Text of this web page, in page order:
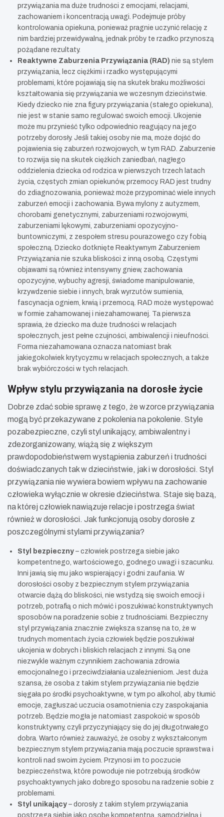
przywiązania ma duże trudności z emocjami, relacjami,
zachowaniem i koncentracją uwagi. Podejmuje próby
kontrolowania opiekuna, ponieważ pragnie uczynić relację z
nim bardziej przewidywalną, jednak próby te rzadko przynoszą
pożądane rezultaty.
Reaktywne Zaburzenia Przywiązania (RAD) nie są stylem
przywiązania, lecz ciężkimi i rzadko występującymi
problemami, które pojawiają się na skutek braku możliwości
kształtowania się przywiązania we wczesnym dzieciństwie.
Kiedy dziecko nie zna figury przywiązania (stałego opiekuna),
nie jest w stanie samo regulować swoich emocji. Ukojenie
może mu przynieść tylko odpowiednio reagujący na jego
potrzeby dorosły. Jeśli takiej osoby nie ma, może dojść do
pojawienia się zaburzeń rozwojowych, w tym RAD. Zaburzenie
to rozwija się na skutek ciężkich zaniedbań, nagłego
oddzielenia dziecka od rodzica w pierwszych trzech latach
życia, częstych zmian opiekunów, przemocy. RAD jest trudny
do zdiagnozowania, ponieważ może przypominać wiele innych
zaburzeń emocji i zachowania. Bywa mylony z autyzmem,
chorobami genetycznymi, zaburzeniami rozwojowymi,
zaburzeniami lękowymi, zaburzeniami opozycyjno-
buntowniczymi, z zespołem stresu pourazowego czy fobią
społeczną. Dziecko dotknięte Reaktywnym Zaburzeniem
Przywiązania nie szuka bliskości z inną osobą. Częstymi
objawami są również intensywny gniew, zachowania
opozycyjne, wybuchy agresji, świadome manipulowanie,
krzywdzenie siebie i innych, brak wyrzutów sumienia,
fascynacja ogniem, krwią i przemocą. RAD może występować
w formie zahamowanej i niezahamowanej. Ta pierwsza
sprawia, że dziecko ma duże trudności w relacjach
społecznych, jest pełne czujności, ambiwalencji i nieufności.
Forma niezahamowana oznacza natomiast brak
jakiegokolwiek krytycyzmu w relacjach społecznych, a także
brak wybiórczości w tych relacjach.
Wpływ stylu przywiązania na dorosłe życie
Dobrze zdać sobie sprawę z tego, że wzorce przywiązania
mogą być przekazywane z pokolenia na pokolenie. Style
pozabezpieczne, czyli styl unikający, ambiwalentny i
zdezorganizowany, wiążą się z większym
prawdopodobieństwem wystąpienia zaburzeń i trudności
doświadczanych tak w dzieciństwie, jak i w dorosłości. Styl
przywiązania nie wywiera bowiem wpływu na zachowanie
człowieka wyłącznie w okresie dzieciństwa. Staje się bazą,
na której człowiek nawiązuje relacje i postrzega świat
również w dorosłości. Jak funkcjonują osoby dorosłe z
poszczególnymi stylami przywiązania?
Styl bezpieczny – człowiek postrzega siebie jako
kompetentnego, wartościowego, godnego uwagi i szacunku.
Inni jawią się mu jako wspierający i godni zaufania. W
dorosłości osoby z bezpiecznym stylem przywiązania
otwarcie dążą do bliskości, nie wstydzą się swoich emocji i
potrzeb, potrafią o nich mówić i poszukiwać konstruktywnych
sposobów na poradzenie sobie z trudnościami. Bezpieczny
styl przywiązania znacznie zwiększa szansę na to, że w
trudnych momentach życia człowiek będzie poszukiwał
ukojenia w dobrych i bliskich relacjach z innymi. Są one
niezwykle ważnym czynnikiem zachowania zdrowia
emocjonalnego i przeciwdziałania uzależnieniom. Jest duża
szansa, że osoba z takim stylem przywiązania nie będzie
sięgała po środki psychoaktywne, w tym po alkohol, aby tłumić
emocje, zagłuszać uczucia osamotnienia czy zaspokajania
potrzeb. Będzie mogła je natomiast zaspokoić w sposób
konstruktywny, czyli przyczyniający się do jej długotrwałego
dobra. Warto również zauważyć, że osoby z wykształconym
bezpiecznym stylem przywiązania mają poczucie sprawstwa i
kontroli nad swoim życiem. Przynosi im to poczucie
bezpieczeństwa, które powoduje nie potrzebują środków
psychoaktywnych jako dobrego sposobu na radzenie sobie z
problemami.
Styl unikający – dorosły z takim stylem przywiązania
postrzega siebie jako osobę kompetentną, samodzielną i